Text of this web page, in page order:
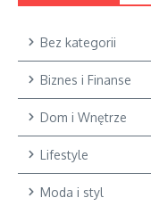
Bez kategorii
Biznes i Finanse
Dom i Wnętrze
Lifestyle
Moda i styl